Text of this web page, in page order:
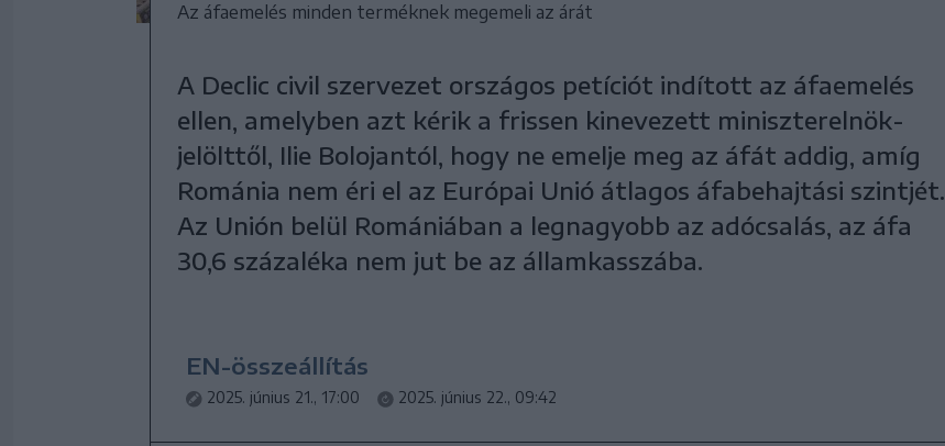
Az áfaemelés minden terméknek megemeli az árát
A Declic civil szervezet országos petíciót indított az áfaemelés
ellen, amelyben azt kérik a frissen kinevezett miniszterelnök-
jelölttől, Ilie Bolojantól, hogy ne emelje meg az áfát addig, amíg
Románia nem éri el az Európai Unió átlagos áfabehajtási szintjét.
Az Unión belül Romániában a legnagyobb az adócsalás, az áfa
30,6 százaléka nem jut be az államkasszába.
EN-összeállítás
2025. június 21., 17:00 2025. június 22., 09:42